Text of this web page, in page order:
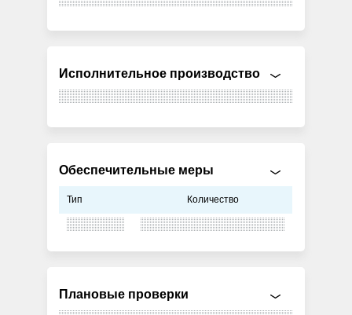
Исполнительное производство
Обеспечительные меры
Тип Количество
Плановые проверки